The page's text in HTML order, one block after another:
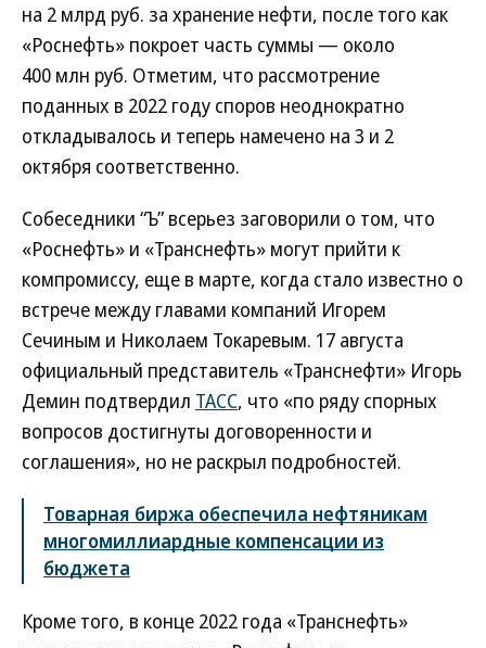
на 2 млрд руб. за хранение нефти, после того как
«Роснефть» покроет часть суммы — около
400 млн руб. Отметим, что рассмотрение
поданных в 2022 году споров неоднократно
откладывалось и теперь намечено на 3 и 2
октября соответственно.
Собеседники “Ъ” всерьез заговорили о том, что
«Роснефть» и «Транснефть» могут прийти к
компромиссу, еще в марте, когда стало известно о
встрече между главами компаний Игорем
Сечиным и Николаем Токаревым. 17 августа
официальный представитель «Транснефти» Игорь
Демин подтвердил ТАСС, что «по ряду спорных
вопросов достигнуты договоренности и
соглашения», но не раскрыл подробностей.
Товарная биржа обеспечила нефтяникам
многомиллиардные компенсации из
бюджета
Кроме того, в конце 2022 года «Транснефть»